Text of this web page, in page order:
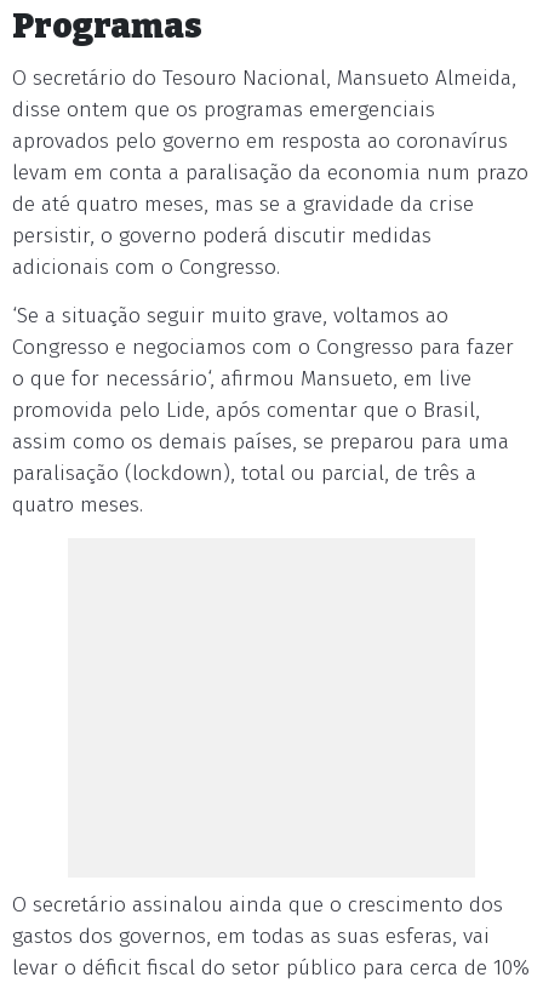
Programas
O secretário do Tesouro Nacional, Mansueto Almeida,
disse ontem que os programas emergenciais
aprovados pelo governo em resposta ao coronavírus
levam em conta a paralisação da economia num prazo
de até quatro meses, mas se a gravidade da crise
persistir, o governo poderá discutir medidas
adicionais com o Congresso.
‘Se a situação seguir muito grave, voltamos ao
Congresso e negociamos com o Congresso para fazer
o que for necessário‘, afirmou Mansueto, em live
promovida pelo Lide, após comentar que o Brasil,
assim como os demais países, se preparou para uma
paralisação (lockdown), total ou parcial, de três a
quatro meses.
O secretário assinalou ainda que o crescimento dos
gastos dos governos, em todas as suas esferas, vai
levar o déficit fiscal do setor público para cerca de 10%